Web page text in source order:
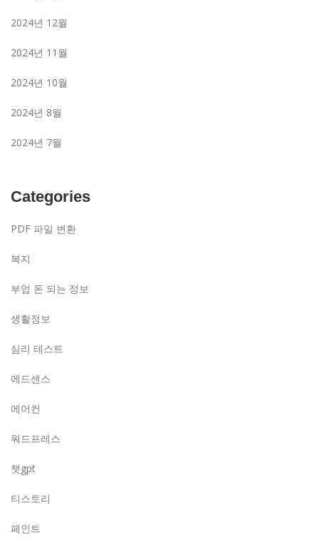
2024년 12월
2024년 11월
2024년 10월
2024년 8월
2024년 7월
Categories
PDF 파일 변환
복지
부업 돈 되는 정보
생활정보
심리 테스트
에드센스
에어컨
워드프레스
챗gpt
티스토리
페인트